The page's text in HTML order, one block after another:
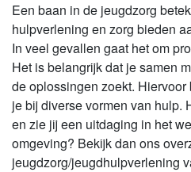
Een baan in de jeugdzorg
hulpverlening en zorg bieden
In veel gevallen gaat het om
Het is belangrijk dat je samen
de oplossingen zoekt.
je bij diverse vormen van hulp.
en zie jij een uitdaging in het
omgeving? Bekijk dan ons
jeugdzorg/jeugdhulpverlening